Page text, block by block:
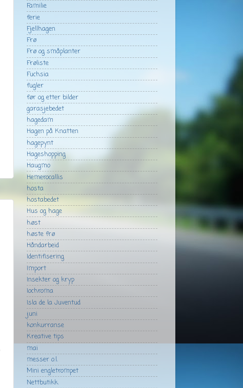
Familie
ferie
Fjellhagen
Frø
Frø og småplanter
Frøliste
Fuchsia
fugler
før og etter bilder
garasjebedet
hagedam
Hagen på Knatten
hagepynt
Hageshopping
Haugmo
Hemerocallis
hosta
hostabedet
Hus og hage
høst
høste frø
Håndarbeid
Identifisering
Import
Insekter og kryp
Iochroma
Isla de la Juventud
juni
konkurranse
Kreative tips
mai
messer o.l.
Mini engletrompet
Nettbutikk